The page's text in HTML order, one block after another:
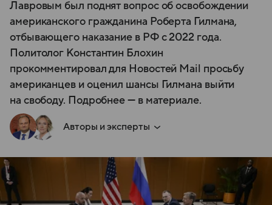
Лавровым был поднят вопрос об освобождении
американского гражданина Роберта Гилмана,
отбывающего наказание в РФ с 2022 года.
Политолог Константин Блохин
прокомментировал для Новостей Mail просьбу
американцев и оценил шансы Гилмана выйти
на свободу. Подробнее — в материале.
Авторы и эксперты